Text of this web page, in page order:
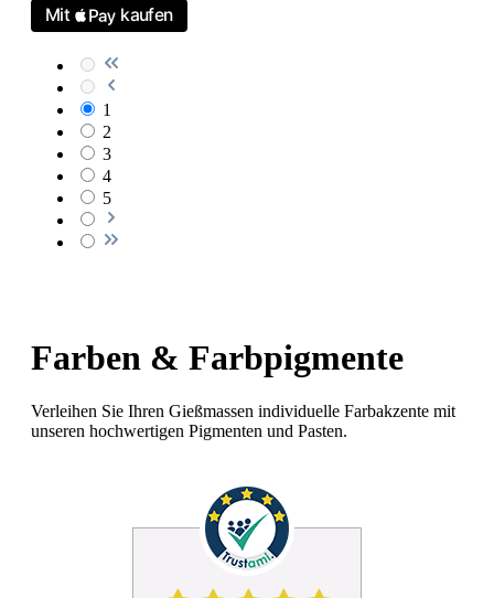
1
2
3
4
5
Farben & Farbpigmente
Verleihen Sie Ihren Gießmassen individuelle Farbakzente mit
unseren hochwertigen Pigmenten und Pasten.